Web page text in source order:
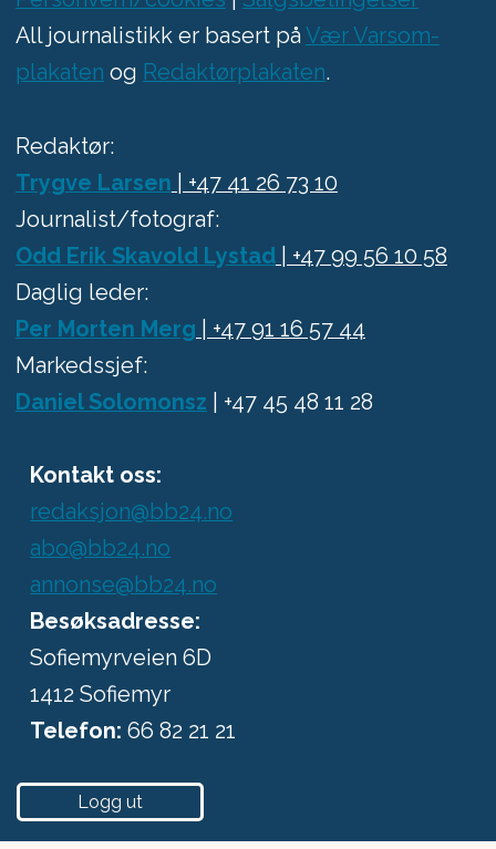
All journalistikk er basert på Vær Varsom-
plakaten og Redaktørplakaten.
Redaktør:
Trygve Larsen | +47 41 26 73 10
Journalist/fotograf:
Odd Erik Skavold Lystad| +47 99 56 10 58
Daglig leder:
Per Morten Merg | +47 91 16 57 44
Markedssjef:
Daniel Solomonsz | +47 45 48 11 28
Kontakt oss:
redaksjon@bb24.no
abo@bb24.no
annonse@bb24.no
Besøksadresse:
Sofiemyrveien 6D
1412 Sofiemyr
Telefon:66 82 21 21
Logg ut